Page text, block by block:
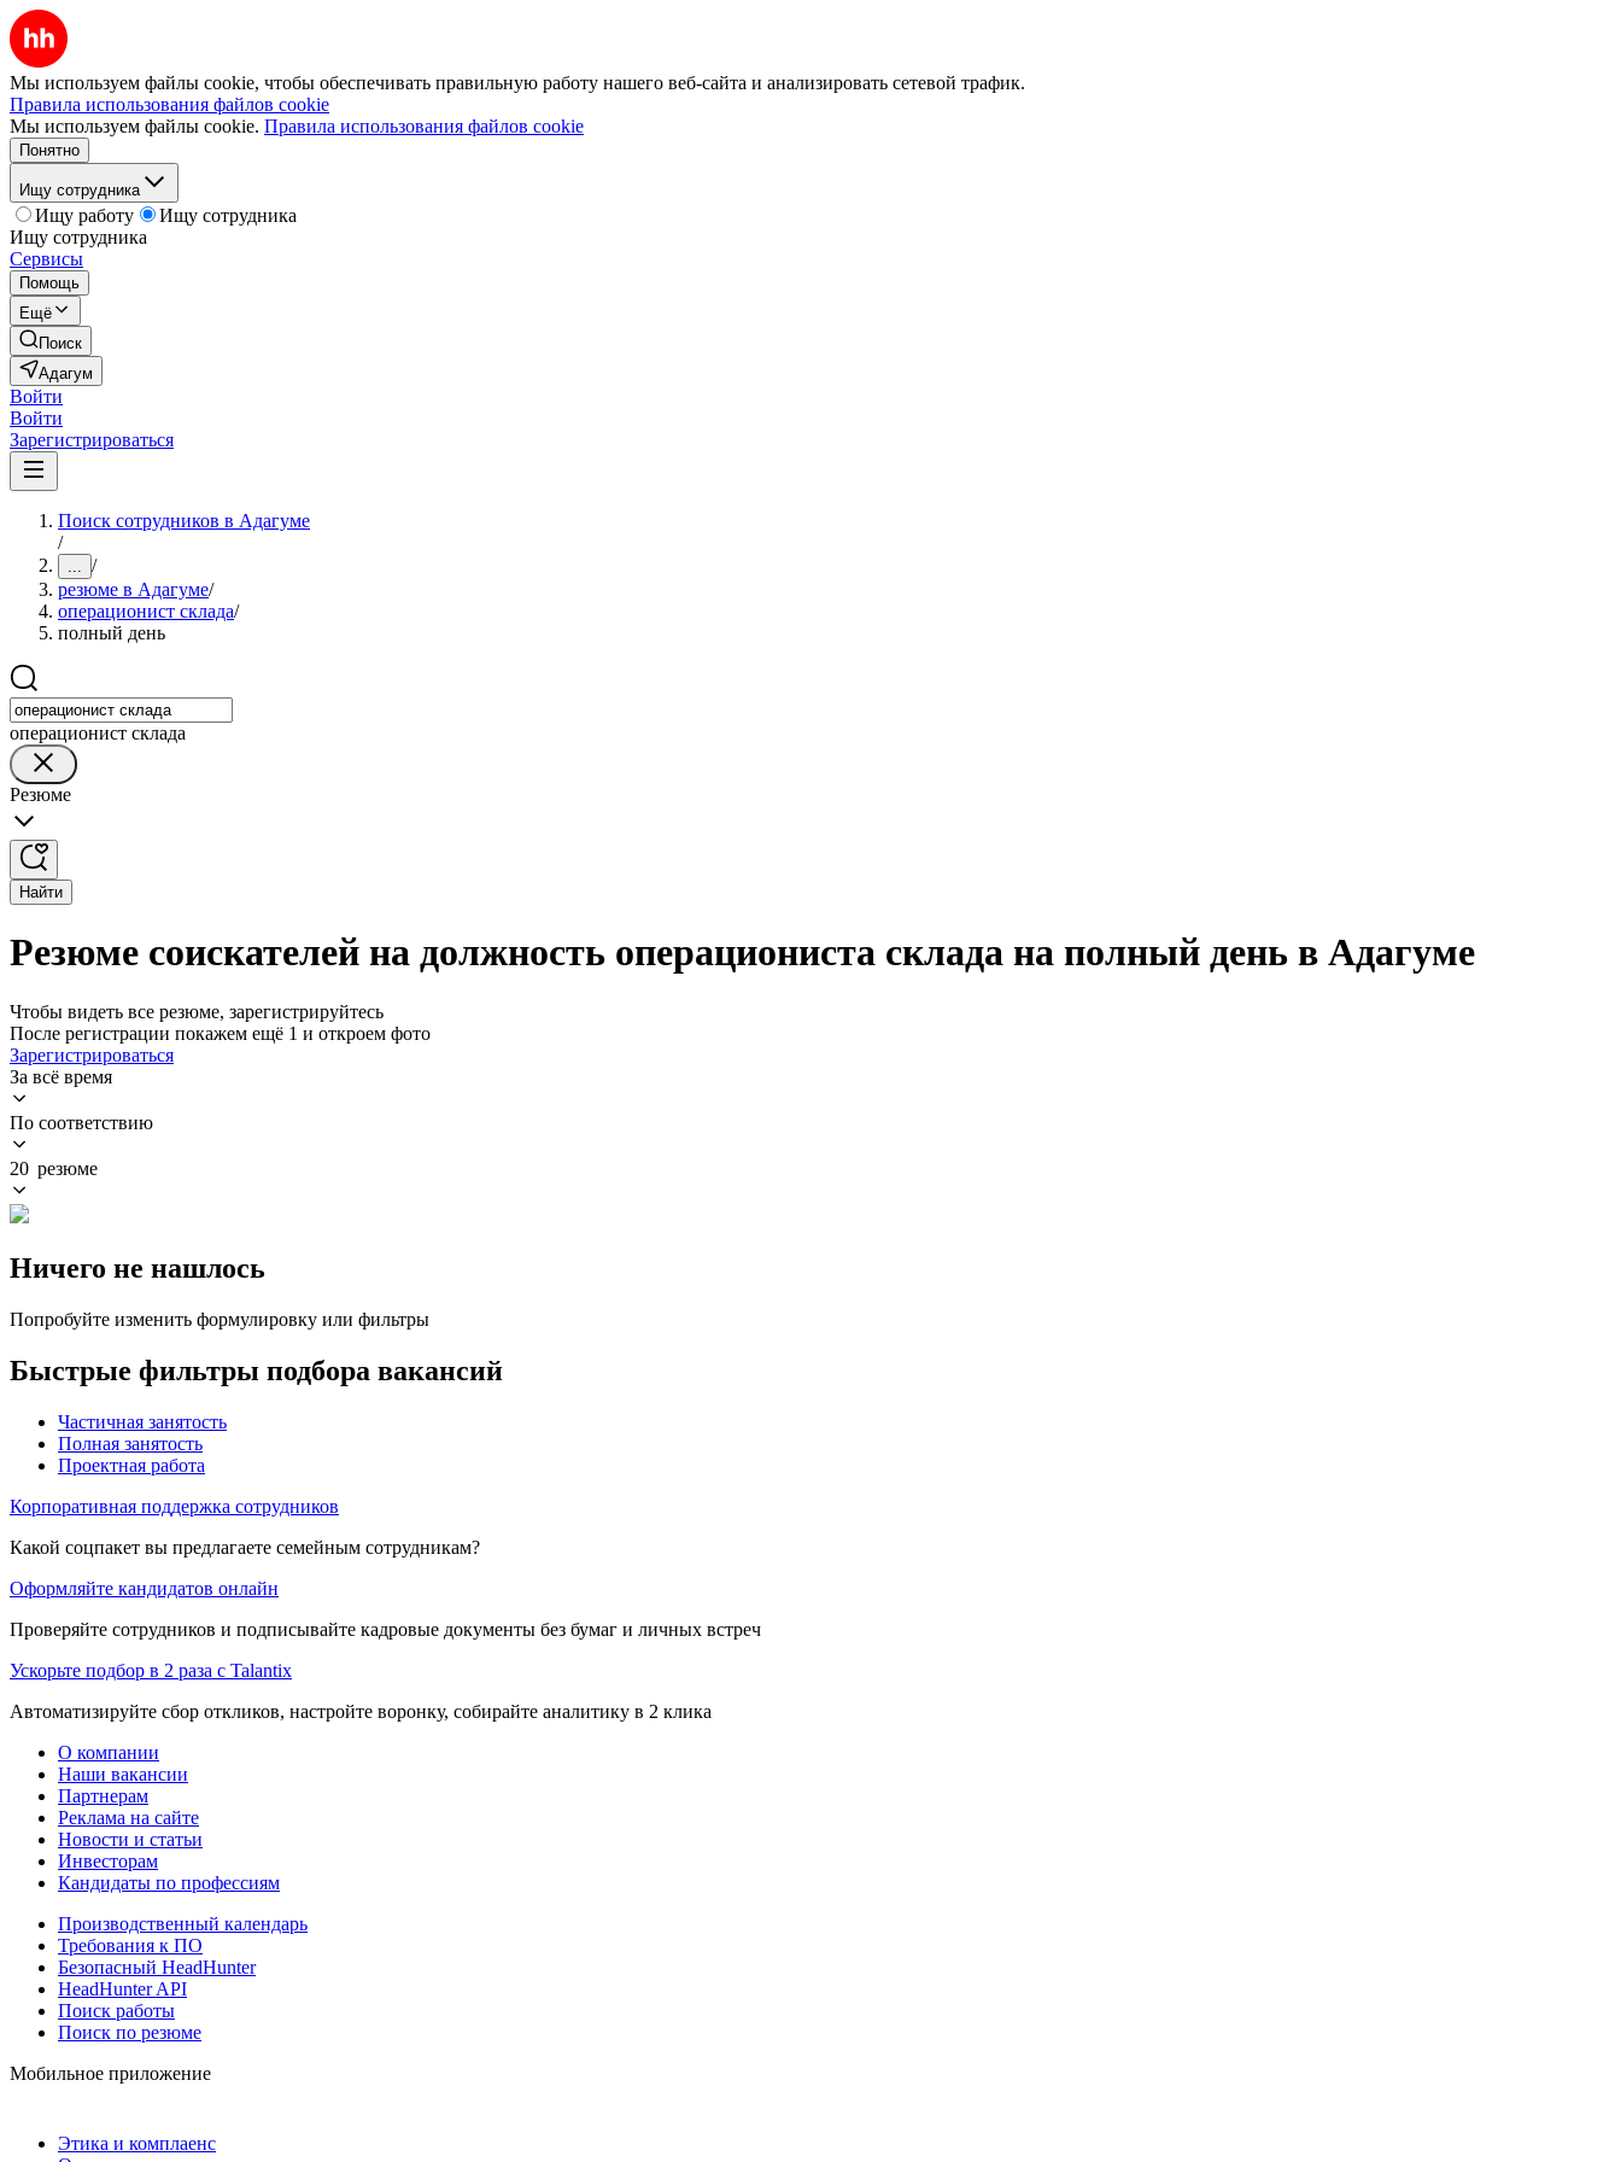
Мы используем файлы cookie, чтобы обеспечивать правильную работу нашего веб-сайта и анализировать сетевой трафик.
Правила использования файлов cookie
Мы используем файлы cookie. Правила использования файлов cookie
Понятно
Ищу сотрудника
Ищу работу
Ищу сотрудника
Ищу сотрудника
Сервисы
Помощь
Ещё
Поиск
Адагум
Войти
Войти
Зарегистрироваться
Поиск сотрудников в Адагуме
/
... /
резюме в Адагуме/
операционист склада/
полный день
операционист склада
Резюме
Найти
Резюме соискателей на должность операциониста склада на полный день в Адагуме
Чтобы видеть все резюме, зарегистрируйтесь
После регистрации покажем ещё 1 и откроем фото
Зарегистрироваться
За всё время
По соответствию
20 резюме
Ничего не нашлось
Попробуйте изменить формулировку или фильтры
Быстрые фильтры подбора вакансий
Частичная занятость
Полная занятость
Проектная работа
Корпоративная поддержка сотрудников
Какой соцпакет вы предлагаете семейным сотрудникам?
Оформляйте кандидатов онлайн
Проверяйте сотрудников и подписывайте кадровые документы без бумаг и личных встреч
Ускорьте подбор в 2 раза с Talantix
Автоматизируйте сбор откликов, настройте воронку, собирайте аналитику в 2 клика
О компании
Наши вакансии
Партнерам
Реклама на сайте
Новости и статьи
Инвесторам
Кандидаты по профессиям
Производственный календарь
Требования к ПО
Безопасный HeadHunter
HeadHunter API
Поиск работы
Поиск по резюме
Мобильное приложение
Этика и комплаенс